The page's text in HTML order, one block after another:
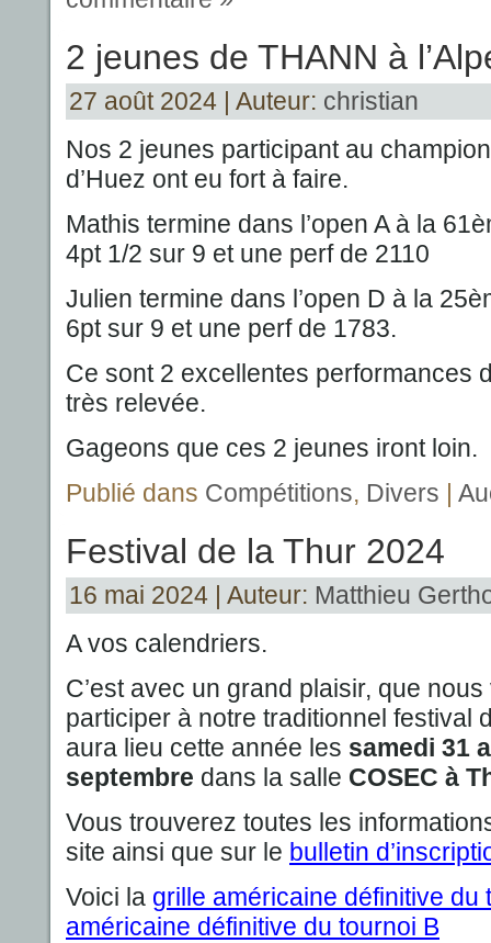
2 jeunes de THANN à
27 août 2024 | Auteur: christian
Nos 2 jeunes participant au
d’Huez ont eu fort à faire.
Mathis termine dans l’open A à la
4pt 1/2 sur 9 et une perf de 2110
Julien termine dans l’open D à la
6pt sur 9 et une perf de 1783.
Ce sont 2 excellentes performances
très relevée.
Gageons que ces 2 jeunes iront loin.
Publié dans Compétitions, Divers
Festival de la Thur 2024
16 mai 2024 | Auteur: Matthieu
A vos calendriers.
C’est avec un grand plaisir, que
participer à notre traditionnel festival
aura lieu cette année les samedi 31
septembre dans la salle COSEC à
Vous trouverez toutes les
site ainsi que sur le bulletin
Voici la grille américaine définitive du
américaine définitive du tournoi B